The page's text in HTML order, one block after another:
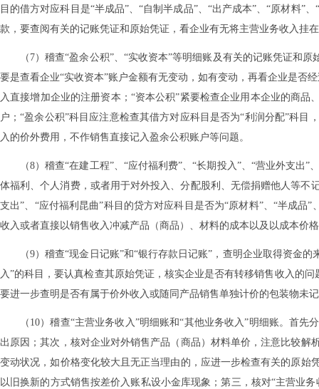
目的借方对应科目是“半成品”、“自制半成品”、“出产成本”、“原材料”
款，要查阅有关的记账凭证和原始凭证，看企业有无将主营业务收入挂
（7）稽查“盈余公积”、“实收资本”等明细账及有关的记账凭证和
要是查看企业“实收资本”账户金额有无变动，如有变动，再看企业是否
入直接增加企业的注册资本；“资本公积”紧要检查企业用本企业的商
户；“盈余公积”科目应注意检查其借方对应科目是否为“利润分配”科
入的价外费用，不作销售直接记入盈余公积账户等问题。
（8）稽查“在建工程”、“应付福利费”、“长期投入”、“营业外支
体福利、个人消费，或者用于对外投入、分配股利、无偿捐赠他人等不
支出”、“应付福利昆曲”科目的贷方对应科目是否为“原材料”、“半成品
收入或者直接以销售收入冲减产品（商品）、材料的成本以及以成本价
（9）稽查“现金日记账”和“银行存款日记账”，查明企业取得资金
入”的科目，要认真检查其原始凭证，核实企业是否有转移销售收入的
要进一步查明是否有属于价外收入或随同产品销售单独计价的包装物未
（10）稽查“主营业务收入”明细账和“其他业务收入”明细账。首
出原因；其次，核对企业对外销售产品（商品）材料单价，注意比较
变动状况，如价格变化较大且无正当理由的，应进一步检查有关的原
以旧换新的方式销售按差价入账私设小金库现象；第三，核对“主营业